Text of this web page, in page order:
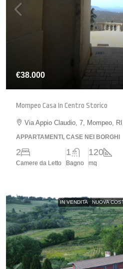
€38.000
Mompeo Casa In Centro Storico
Via Appio Claudio, 7, Mompeo,
APPARTAMENTI, CASE NEI BORGHI
2
Camere da Letto
1
Bagno
120
mq
IN VENDITA NUOVA